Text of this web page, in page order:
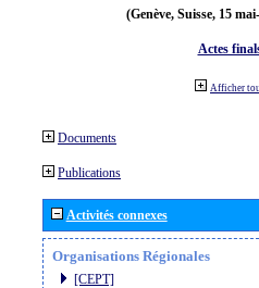
(Genève, Suisse, 15
Actes
Afficher
Documents
Publications
Activités connexes
Organisations Régionales
[CEPT]